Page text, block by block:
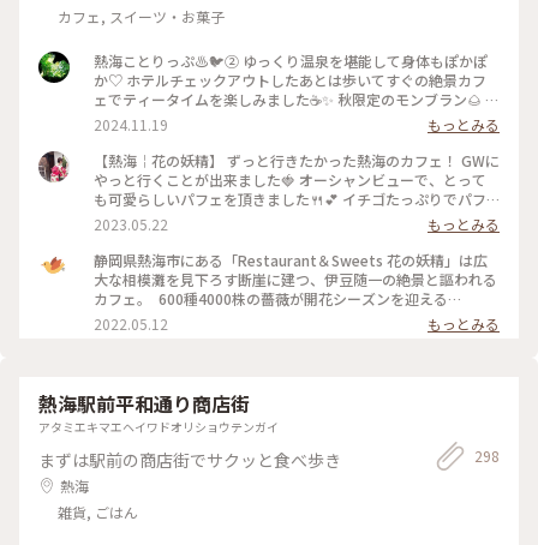
カフェ, スイーツ・お菓子
熱海ことりっぷ♨️🐦️② ゆっくり温泉を堪能して身体もぽかぽ
か♡ ホテルチェックアウトしたあとは歩いてすぐの絶景カフ
ェでティータイムを楽しみました☕✨ 秋限定のモンブラン🌰 テ
ィラミスとぶどうのパフェ🍇 和紅茶✨ほうじ茶🍵カモミールテ
ィー❀ モンブランはまったりこっくり濃厚♡ 今だけの栗、ぶ
どう、柿で秋を感じました♡ お酒が使われた大人スイーツを
シェアしながらゆっくりお喋りする最高に贅沢な時間✨窓から
の景色は。。山、岩山、海、地平線、熱海城、トンビが飛んで
いて。。自然に囲まれた非日常感がハンパなく本当に最高な眺
めでした🌿✨ #花の妖精 #絶景カフェ #眺めが最高 #地平線が見
えるなんて #素敵 #ティータイム #パフェ #モンブラン #紅茶 #
ハーブティー #ゆっくり #のんびり #旅行のカフェは特別感 #
贅沢な時間 #景色が最高 #自然に囲まれて #熱海 #熱海ことり
っぷ
2024.11.19
もっとみる
【熱海￤花の妖精】 ずっと行きたかった熱海のカフェ！ GWに
やっと行くことが出来ました🍓 オーシャンビューで、とって
も可愛らしいパフェを頂きました🍴💕 イチゴたっぷりでパフ
ェも景色も贅沢な一時を過ごすことが出来ました☺️ #私のこと
りっぷ旅 #花の妖精
2023.05.22
もっとみる
静岡県熱海市にある「Restaurant＆Sweets 花の妖精」は広
大な相模灘を見下ろす断崖に建つ、伊豆随一の絶景と謳われる
カフェ。 ⁡ 600種4000株の薔薇が開花シーズンを迎える
「ACAO FOREST」と連動して、5月14日(土)から各日10食限
定で薔薇をモチーフとした期間限定のパフェが登場します。 薔
●Restaurant＆Sweets花の妖精 住所：静岡県熱海市熱海
1993-65 定休日：火曜日、水曜日、他不定休 営業時間：10:00
～17:00（16:00L.O.)
2022.05.12 もっとみる
熱海駅前平和通り商店街
アタミエキマエヘイワドオリショウテンガイ
まずは駅前の商店街でサクッと食べ歩き
熱海
雑貨, ごはん
298